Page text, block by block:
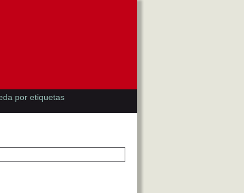
por etiquetas